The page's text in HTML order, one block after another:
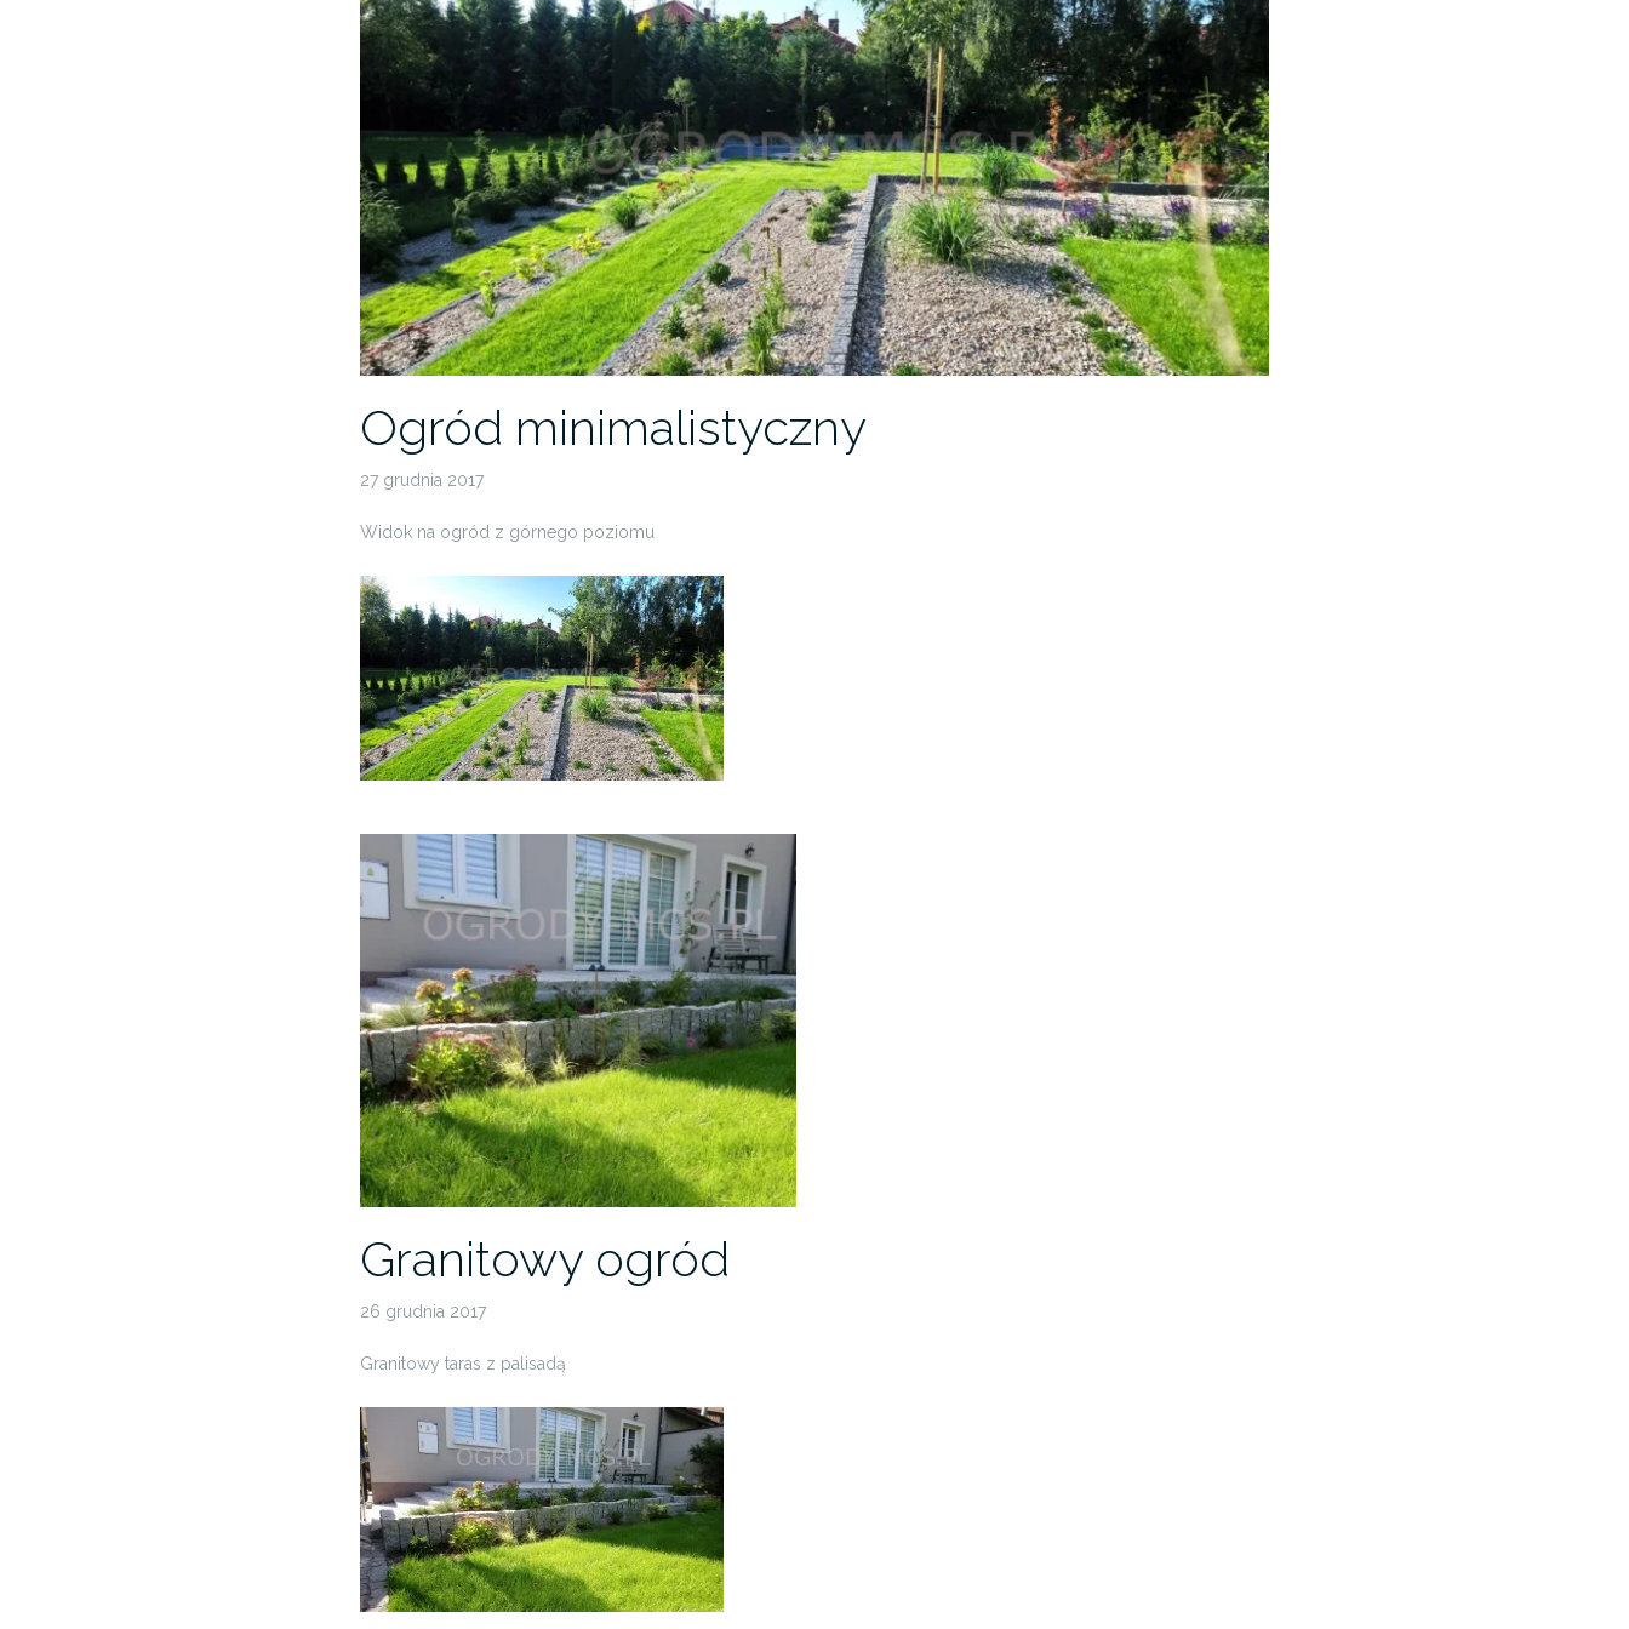
Ogród minimalistyczny
27 grudnia 2017
Widok na ogród z górnego poziomu
Granitowy ogród
26 grudnia 2017
Granitowy taras z palisadą